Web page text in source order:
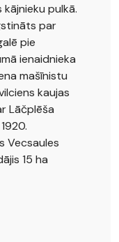
pulkā.
par
pie
ienaidnieka
mašīnistu
kaujas
Lāčplēša
Vecsaules
15 ha